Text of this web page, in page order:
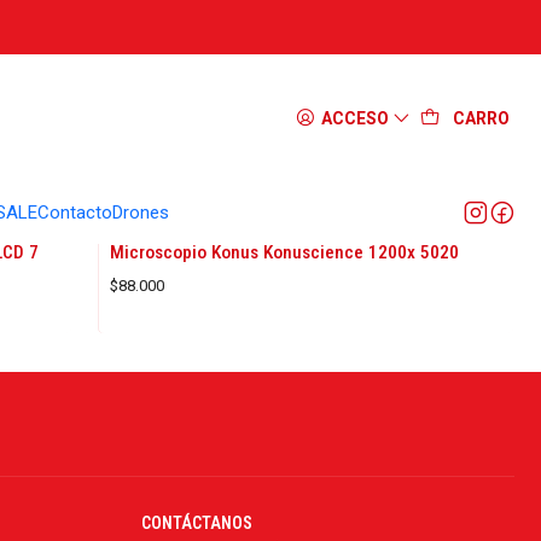
ACCESO CARRO
ContactoDrones
7
1605361040
Microscopio Konus Konuscience 1200x 5020
$88.000
CONTÁCTANOS